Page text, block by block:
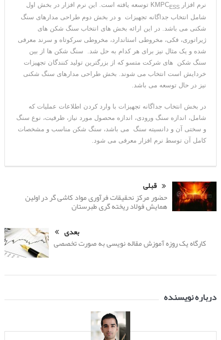
نرم افزار KMPC
ESS
توسعه یافته است. این نرم افزار در بخش اول
شامل انتخاب جداگانه تجهیزات و در بخش دوم طراحی مدارهای سنگ
شکنی می باشد. در این ارائه بخش های انتخاب سنگ شکن های
ژیراتوری، فکی، مخروطی استاندارد، مخروطی سرکوتاه و سرند معرفی
شده و یک مثال نیز برای هر کدام به حل شد. سنگ شکن ها از بین
سنگ شکن های شرکت متسو که از بزرگترین تولید کنندگان تجهیزات
خردایش است انتخاب می شوند. بخش طراحی مدارهای سنگ شکنی
نیز در حال توسعه می باشد.
در بخش انتخاب جداگانه تجهیزات با وارد کردن اطلاعات عملیات که
شامل، اندازه سنگ ورودی، اندازه محصول مورد نیاز، ظرفیت، نوع سنگ
و سختی آن و دانسیته سنگ می باشد، سنگ شکن مناسب و مشخصات
کامل آن توسط نرم افزار معرفی می شود.
قبلی
حضور مرکز نحقیقات فرآوری مواد کاشی گر در اولین
همایش فولاد ریخته گری طبرستان
بعدی
کارگاه یک روزه آموزش مقاله نویسی به صورت تخصصی
درباره نویسنده